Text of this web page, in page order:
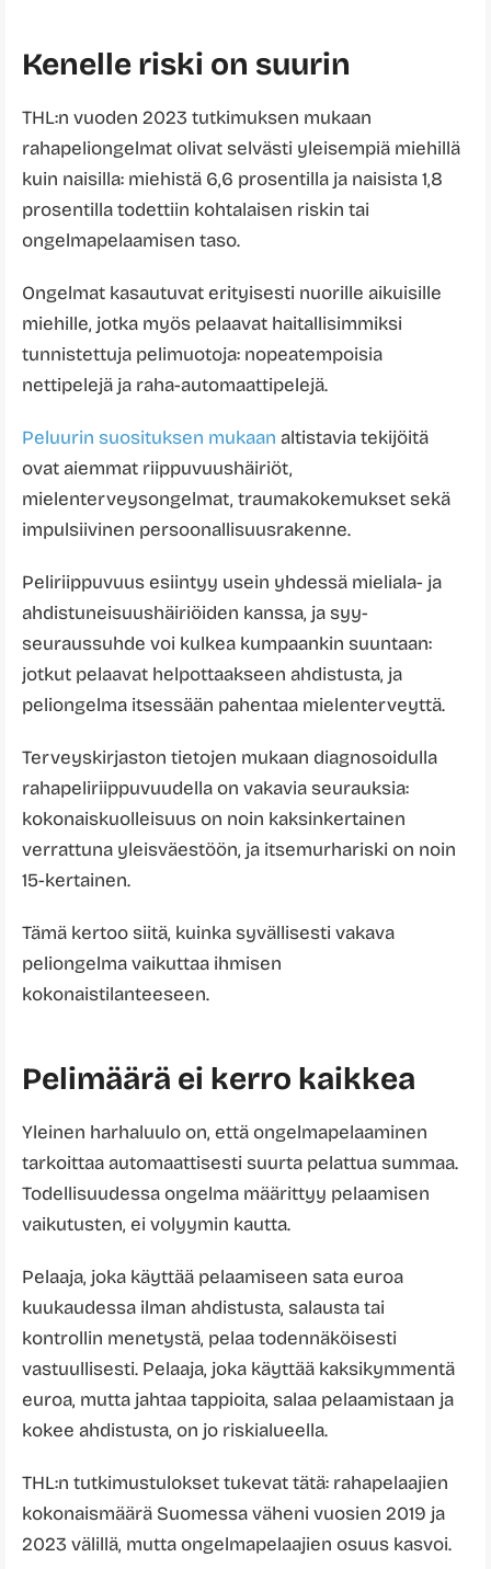
Kenelle riski on suurin
THL:n vuoden 2023 tutkimuksen mukaan
rahapeliongelmat olivat selvästi yleisempiä miehillä
kuin naisilla: miehistä 6,6 prosentilla ja naisista 1,8
prosentilla todettiin kohtalaisen riskin tai
ongelmapelaamisen taso.
Ongelmat kasautuvat erityisesti nuorille aikuisille
miehille, jotka myös pelaavat haitallisimmiksi
tunnistettuja pelimuotoja: nopeatempoisia
nettipelejä ja raha-automaattipelejä.
Peluurin suosituksen mukaan altistavia tekijöitä
ovat aiemmat riippuvuushäiriöt,
mielenterveysongelmat, traumakokemukset sekä
impulsiivinen persoonallisuusrakenne.
Peliriippuvuus esiintyy usein yhdessä mieliala- ja
ahdistuneisuushäiriöiden kanssa, ja syy-
seuraussuhde voi kulkea kumpaankin suuntaan:
jotkut pelaavat helpottaakseen ahdistusta, ja
peliongelma itsessään pahentaa mielenterveyttä.
Terveyskirjaston tietojen mukaan diagnosoidulla
rahapeliriippuvuudella on vakavia seurauksia:
kokonaiskuolleisuus on noin kaksinkertainen
verrattuna yleisväestöön, ja itsemurhariski on noin
15-kertainen.
Tämä kertoo siitä, kuinka syvällisesti vakava
peliongelma vaikuttaa ihmisen
kokonaistilanteeseen.
Pelimäärä ei kerro kaikkea
Yleinen harhaluulo on, että ongelmapelaaminen
tarkoittaa automaattisesti suurta pelattua summaa.
Todellisuudessa ongelma määrittyy pelaamisen
vaikutusten, ei volyymin kautta.
Pelaaja, joka käyttää pelaamiseen sata euroa
kuukaudessa ilman ahdistusta, salausta tai
kontrollin menetystä, pelaa todennäköisesti
vastuullisesti. Pelaaja, joka käyttää kaksikymmentä
euroa, mutta jahtaa tappioita, salaa pelaamistaan ja
kokee ahdistusta, on jo riskialueella.
THL:n tutkimustulokset tukevat tätä: rahapelaajien
kokonaismäärä Suomessa väheni vuosien 2019 ja
2023 välillä, mutta ongelmapelaajien osuus kasvoi.